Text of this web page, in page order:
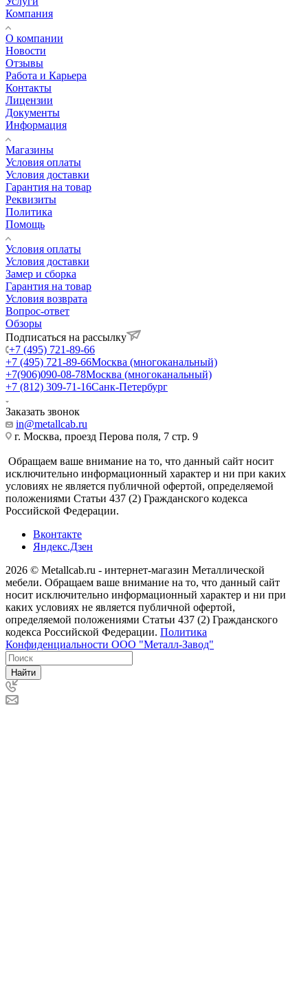
Компания
О компании
Новости
Отзывы
Работа и Карьера
Контакты
Лицензии
Документы
Информация
Магазины
Условия оплаты
Условия доставки
Гарантия на товар
Реквизиты
Политика
Помощь
Условия оплаты
Условия доставки
Замер и сборка
Гарантия на товар
Условия возврата
Вопрос-ответ
Обзоры
Подписаться на рассылку
+7 (495) 721-89-66
+7 (495) 721-89-66Москва (многоканальный)
+7(906)090-08-78Москва (многоканальный)
+7 (812) 309-71-16Санк-Петербург
Заказать звонок
in@metallcab.ru
г. Москва, проезд Перова поля, 7 стр. 9
Обращаем ваше внимание на то, что данный сайт носит
исключительно информационный характер и ни при каких
условиях не является публичной офертой, определяемой
положениями Статьи 437 (2) Гражданского кодекса
Российской Федерации.
Вконтакте
Яндекс.Дзен
2026 © Metallcab.ru - интернет-магазин Металлической
мебели. Обращаем ваше внимание на то, что данный сайт
носит исключительно информационный характер и ни при
каких условиях не является публичной офертой,
определяемой положениями Статьи 437 (2) Гражданского
кодекса Российской Федерации. Политика
Конфиденциальности ООО "Металл-Завод"
Найти